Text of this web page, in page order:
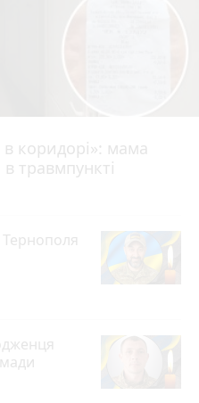
коридорі»: мама
травмпункті